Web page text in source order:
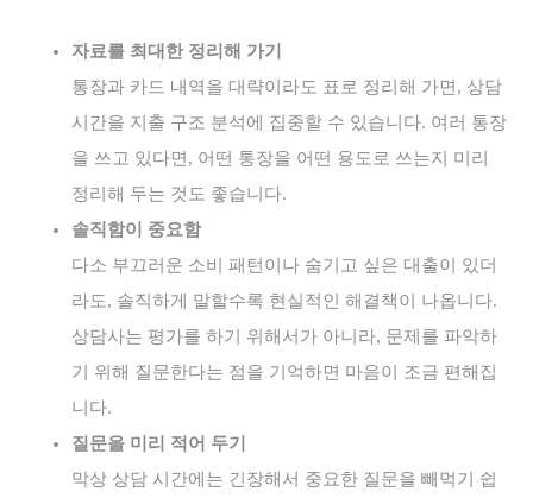
자료를 최대한 정리해 가기
통장과 카드 내역을 대략이라도 표로 정리해 가면, 상담
시간을 지출 구조 분석에 집중할 수 있습니다. 여러 통장
을 쓰고 있다면, 어떤 통장을 어떤 용도로 쓰는지 미리
정리해 두는 것도 좋습니다.
솔직함이 중요함
다소 부끄러운 소비 패턴이나 숨기고 싶은 대출이 있더
라도, 솔직하게 말할수록 현실적인 해결책이 나옵니다.
상담사는 평가를 하기 위해서가 아니라, 문제를 파악하
기 위해 질문한다는 점을 기억하면 마음이 조금 편해집
니다.
질문을 미리 적어 두기
막상 상담 시간에는 긴장해서 중요한 질문을 빼먹기 쉽